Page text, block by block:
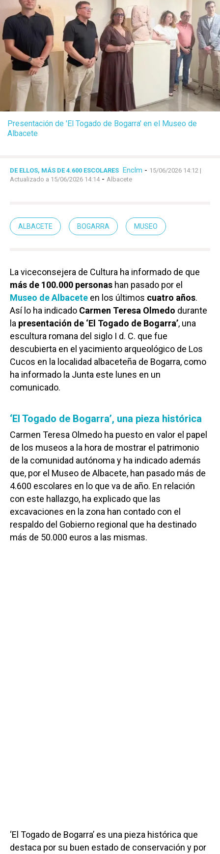
Presentación de 'El Togado de Bogarra' en el Museo de
Albacete
DE ELLOS, MÁS DE 4.600 ESCOLARES Enclm - 15/06/2026 14:12 |
Actualizado a 15/06/2026 14:14- Albacete
ALBACETE BOGARRA MUSEO
La viceconsejera de Cultura ha informado de que
más de 100.000 personas han pasado por el
Museo de Albacete en los últimos cuatro años.
Así lo ha indicado Carmen Teresa Olmedo durante
la presentación de ‘El Togado de Bogarra’, una
escultura romana del siglo I d. C. que fue
descubierta en el yacimiento arqueológico de Los
Cucos en la localidad albaceteña de Bogarra, como
ha informado la Junta este lunes en un
comunicado.
‘El Togado de Bogarra’, una pieza histórica
Carmen Teresa Olmedo ha puesto en valor el papel
de los museos a la hora de mostrar el patrimonio
de la comunidad autónoma y ha indicado además
que, por el Museo de Albacete, han pasado más de
4.600 escolares en lo que va de año. En relación
con este hallazgo, ha explicado que las
excavaciones en la zona han contado con el
respaldo del Gobierno regional que ha destinado
más de 50.000 euros a las mismas.
‘El Togado de Bogarra’ es una pieza histórica que
destaca por su buen estado de conservación y por